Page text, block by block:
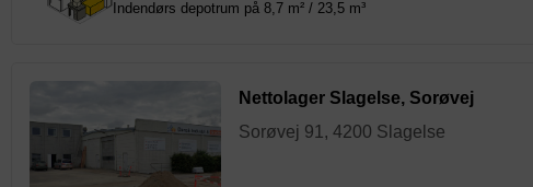
Indendørs depotrum på 8,7 m² / 23,5 m³
Nettolager Slagelse, Sorøvej
Sorøvej 91, 4200 Slagelse